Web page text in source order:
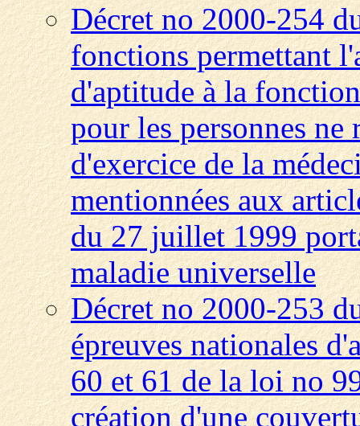
Décret no 2000-254
fonctions permettant
d'aptitude à la
pour les personnes
d'exercice de la
mentionnées aux
du 27 juillet 1999
maladie universelle
Décret no 2000-253
épreuves nationales
60 et 61 de la loi no
création d'une